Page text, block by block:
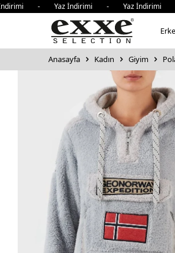
- Yaz İndirimi - Yaz İndirimi
Anasayfa Kadın Giyim